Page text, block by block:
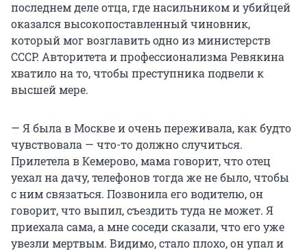
последнем деле отца, где насильником и убийцей
оказался высокопоставленный чиновник,
который мог возглавить одно из министерств
СССР. Авторитета и профессионализма Ревякина
хватило на то, чтобы преступника подвели к
высшей мере.
— Я была в Москве и очень переживала, как будто
чувствовала — что-то должно случиться.
Прилетела в Кемерово, мама говорит, что отец
уехал на дачу, телефонов тогда же не было, чтобы
с ним связаться. Позвонила его водителю, он
говорит, что выпил, съездить туда не может. Я
приехала сама, а мне соседи сказали, что его уже
увезли мертвым. Видимо, стало плохо, он упал и